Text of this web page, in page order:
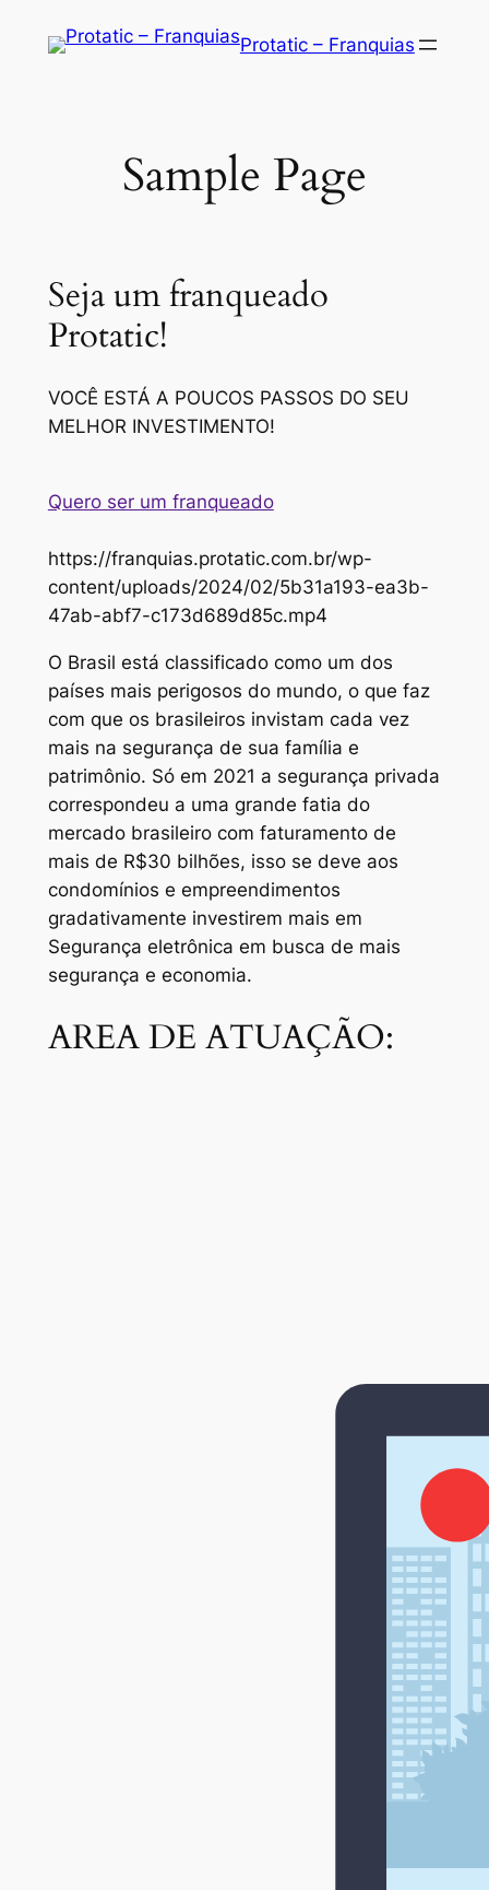
Protatic – Franquias
Sample Page
Seja um franqueado
Protatic!
VOCÊ ESTÁ A POUCOS PASSOS DO SEU
MELHOR INVESTIMENTO!
Quero ser um franqueado
https://franquias.protatic.com.br/wp-
content/uploads/2024/02/5b31a193-ea3b-
47ab-abf7-c173d689d85c.mp4
O Brasil está classificado como um dos
países mais perigosos do mundo, o que faz
com que os brasileiros invistam cada vez
mais na segurança de sua família e
patrimônio. Só em 2021 a segurança privada
correspondeu a uma grande fatia do
mercado brasileiro com faturamento de
mais de R$30 bilhões, isso se deve aos
condomínios e empreendimentos
gradativamente investirem mais em
Segurança eletrônica em busca de mais
segurança e economia.
AREA DE ATUAÇÃO: